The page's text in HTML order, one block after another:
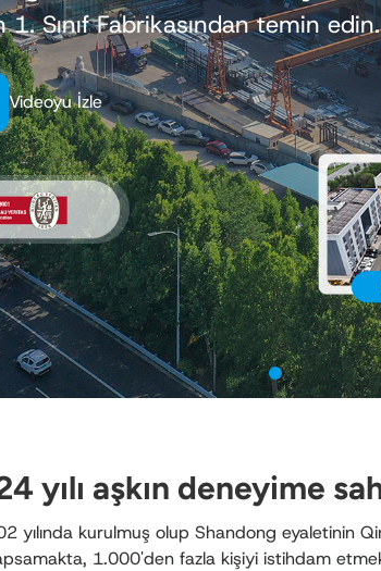
yılı aşkın deneyime
yılında kurulmuş olup Shandong eyaletinin
1.000'den fazla kişiyi istihdam